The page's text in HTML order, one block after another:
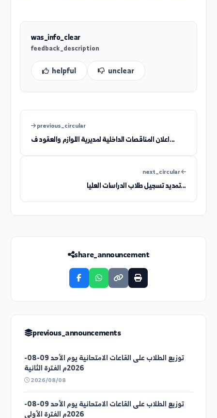
L'université souligne la nécessité de respecter
délais indiqués et d'apporter tous les
aux documents requis ou soumise en dehors
dates indiquées ne sera pas prise en compte.
candidats bonne chance et succès, et que
concours couronnera leurs efforts d'une
qui réponde à leurs aspirations, demandant à
Tout-Puissant de leur accorder un succès continu.
helpful unclear
previous_circular